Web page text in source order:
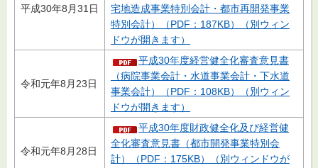
平成30年8月31日
宅地造成事業特別会計・都市再開発事業
特別会計）（PDF：187KB）（別ウィン
ドウが開きます）
令和元年8月23日
平成30年度経営健全化審査意見書
（病院事業会計・水道事業会計・下水道
事業会計）（PDF：108KB）（別ウィン
ドウが開きます）
令和元年8月28日
平成30年度財政健全化及び経営健
全化審査意見書（都市開発事業特別会
計）（PDF：175KB）（別ウィンドウが